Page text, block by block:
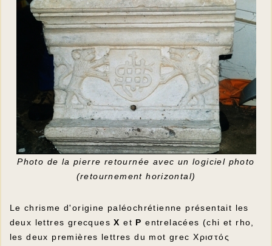
Photo de la pierre retournée avec un logiciel photo
(retournement horizontal)
Le chrisme d'origine paléochrétienne présentait les
deux lettres grecquesΧet Ρ entrelacées (chi et rho,
les deux premières lettres du mot grecΧριστός